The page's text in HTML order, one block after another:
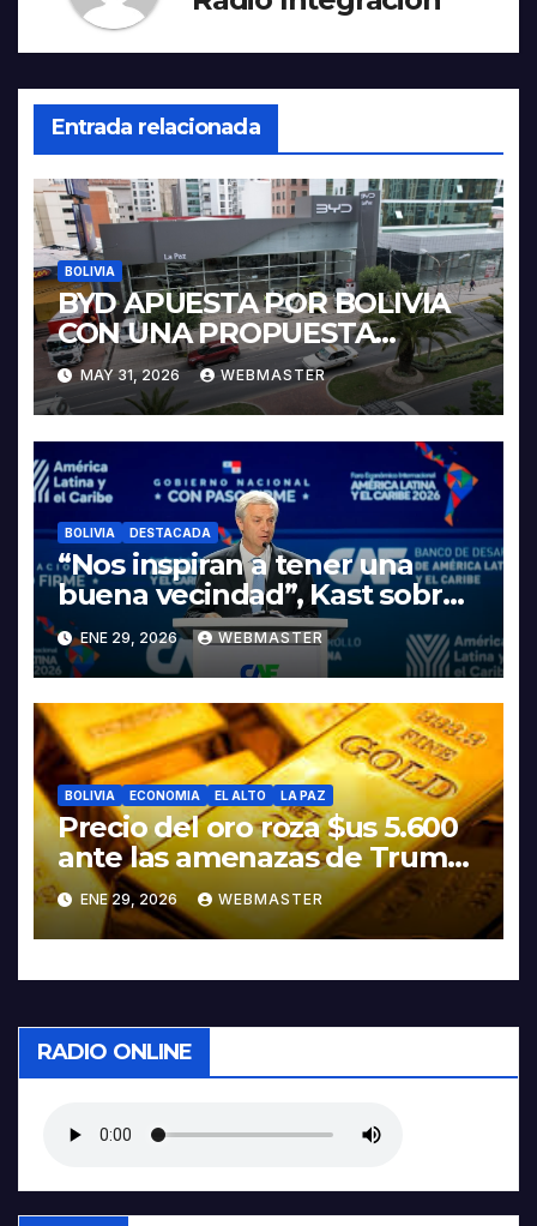
Entrada relacionada
BOLIVIA
BYD APUESTA POR BOLIVIA
CON UNA PROPUESTA
INTEGRAL PARA IMPULSAR
LA ELECTROMOVILIDAD Y LA
INDUSTRIALIZACIÓN DEL
LITIO
MAY 31, 2026 WEBMASTER
BOLIVIA DESTACADA
“Nos inspiran a tener una
buena vecindad”, Kast sobre
discurso del presidente
Rodrigo Paz
ENE 29, 2026 WEBMASTER
BOLIVIA ECONOMIA EL ALTO LA PAZ
Precio del oro roza $us 5.600
ante las amenazas de Trump
contra Irán
ENE 29, 2026 WEBMASTER
RADIO ONLINE